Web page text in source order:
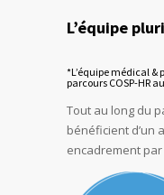
L’équipe
*L’équipe médical
parcours COSP-HR
Tout au long du
bénéficient d’un
encadrement